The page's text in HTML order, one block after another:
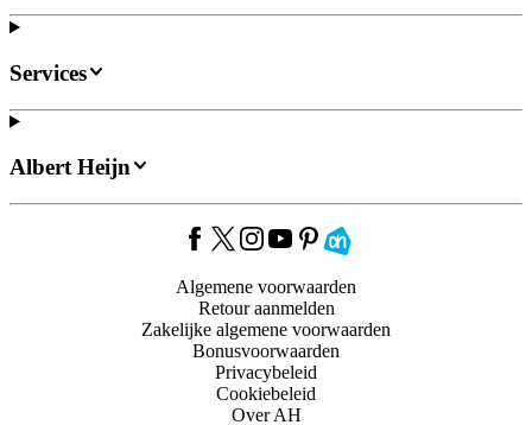
Services
Albert Heijn
Algemene voorwaarden
Retour aanmelden
Zakelijke algemene voorwaarden
Bonusvoorwaarden
Privacybeleid
Cookiebeleid
Over AH